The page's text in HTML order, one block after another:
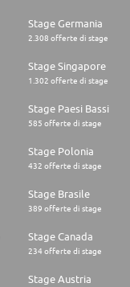
Stage Germania
2.308 offerte di stage
Stage Singapore
1.302 offerte di stage
Stage Paesi Bassi
585 offerte di stage
Stage Polonia
432 offerte di stage
Stage Brasile
389 offerte di stage
Stage Canada
234 offerte di stage
Stage Austria